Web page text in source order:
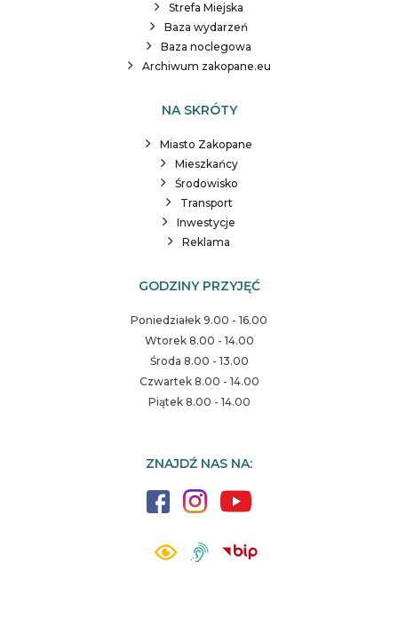
Strefa Miejska
Baza wydarzeń
Baza noclegowa
Archiwum zakopane.eu
NA SKRÓTY
Miasto Zakopane
Mieszkańcy
Środowisko
Transport
Inwestycje
Reklama
GODZINY PRZYJĘĆ
Poniedziałek 9.00 - 16.00
Wtorek 8.00 - 14.00
Środa 8.00 - 13.00
Czwartek 8.00 - 14.00
Piątek 8.00 - 14.00
ZNAJDŹ NAS NA: